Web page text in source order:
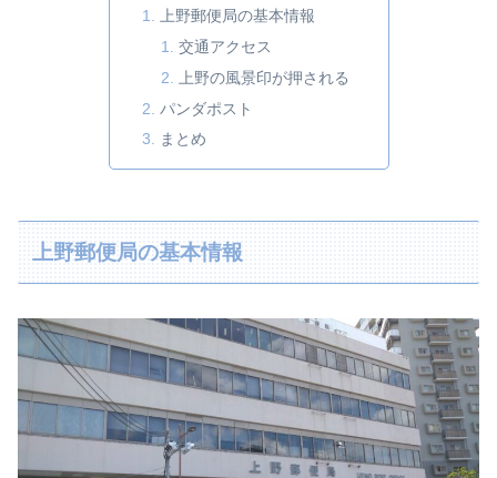
上野郵便局の基本情報
交通アクセス
上野の風景印が押される
パンダポスト
まとめ
上野郵便局の基本情報